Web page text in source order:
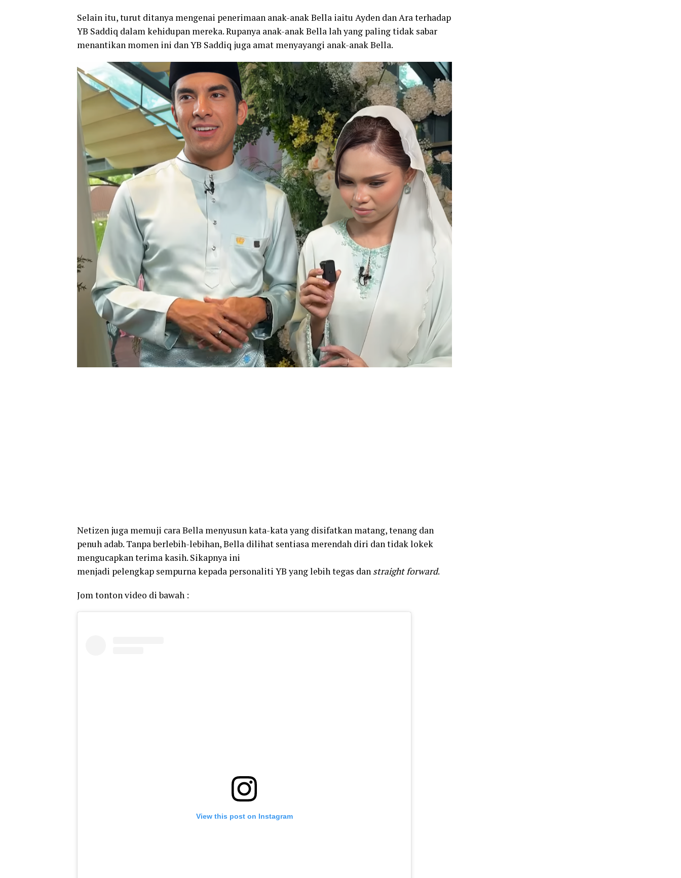
Selain itu, turut ditanya mengenai penerimaan anak-anak Bella iaitu Ayden dan Ara terhadap
YB Saddiq dalam kehidupan mereka. Rupanya anak-anak Bella lah yang paling tidak sabar
menantikan momen ini dan YB Saddiq juga amat menyayangi anak-anak Bella.
Netizen juga memuji cara Bella menyusun kata-kata yang disifatkan matang, tenang dan
penuh adab. Tanpa berlebih-lebihan, Bella dilihat sentiasa merendah diri dan tidak lokek
mengucapkan terima kasih. Sikapnya ini
menjadi pelengkap sempurna kepada personaliti YB yang lebih tegas dan straight forward.
Jom tonton video di bawah :
View this post on Instagram